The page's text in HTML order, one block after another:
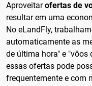
Aproveitarofertas de
resultar em uma
No eLandFly,
automaticamente as
de última hora" e "vôos
essas ofertas pode
frequentemente e com